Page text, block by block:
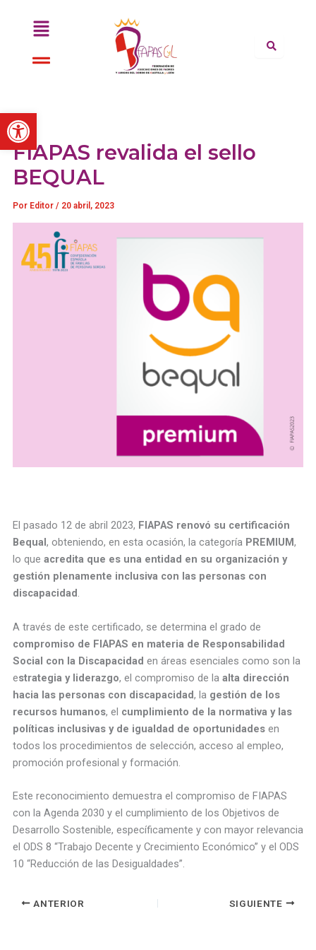
Abrir barra de herramientas
Menú
Menú
FIAPAS revalida el sello
BEQUAL
Por Editor / 20 abril, 2023
El pasado 12 de abril 2023, FIAPAS renovó su certificación
Bequal, obteniendo, en esta ocasión, la categoría PREMIUM,
lo que acredita que es una entidad en su organización y
gestión plenamente inclusiva con las personas con
discapacidad.
A través de este certificado, se determina el grado de
compromiso de FIAPAS en materia de Responsabilidad
Social con la Discapacidad en áreas esenciales como son la
estrategia y liderazgo, el compromiso de la alta dirección
hacia las personas con discapacidad, la gestión de los
recursos humanos, el cumplimiento de la normativa y las
políticas inclusivas y de igualdad de oportunidadesen
todos los procedimientos de selección, acceso al empleo,
promoción profesional y formación.
Este reconocimiento demuestra el compromiso de FIAPAS
con la Agenda 2030 y el cumplimiento de los Objetivos de
Desarrollo Sostenible, específicamente y con mayor relevancia
el ODS 8 “Trabajo Decente y Crecimiento Económico” y el ODS
10 “Reducción de las Desigualdades”.
ANTERIOR SIGUIENTE